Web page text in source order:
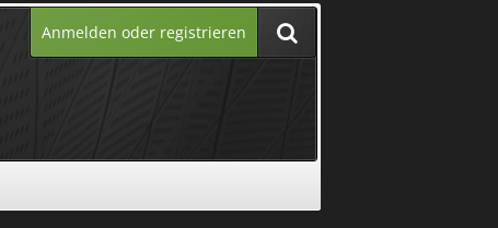
Anmelden oder registrieren